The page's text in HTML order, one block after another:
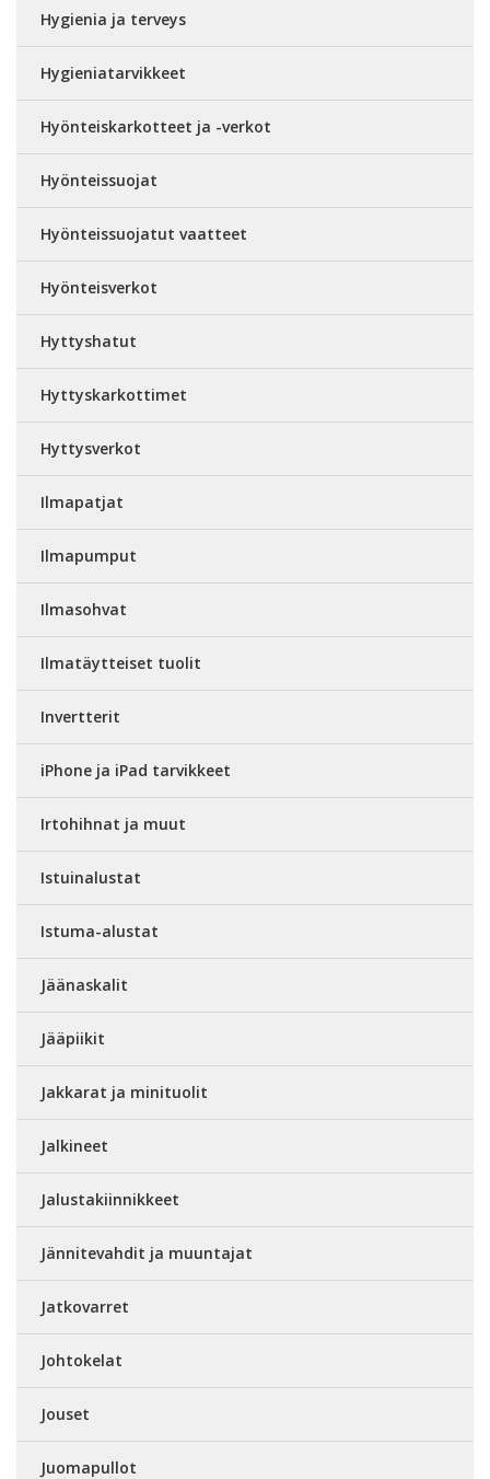
Hygienia ja terveys
Hygieniatarvikkeet
Hyönteiskarkotteet ja -verkot
Hyönteissuojat
Hyönteissuojatut vaatteet
Hyönteisverkot
Hyttyshatut
Hyttyskarkottimet
Hyttysverkot
Ilmapatjat
Ilmapumput
Ilmasohvat
Ilmatäytteiset tuolit
Invertterit
iPhone ja iPad tarvikkeet
Irtohihnat ja muut
Istuinalustat
Istuma-alustat
Jäänaskalit
Jääpiikit
Jakkarat ja minituolit
Jalkineet
Jalustakiinnikkeet
Jännitevahdit ja muuntajat
Jatkovarret
Johtokelat
Jouset
Juomapullot